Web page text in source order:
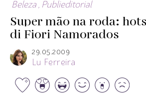
Beleza Publieditorial
Super mão na roda:
di Fiori Namorados
29.05.2009
Lu Ferreira